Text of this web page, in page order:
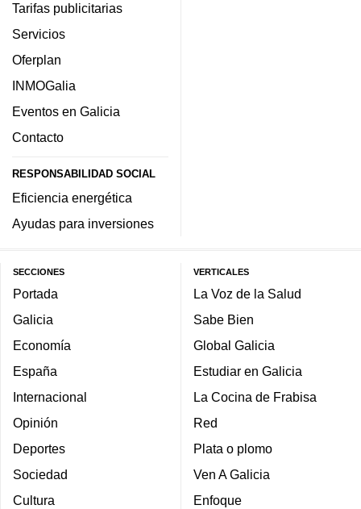
Tarifas publicitarias
Servicios
Oferplan
INMOGalia
Eventos en Galicia
Contacto
RESPONSABILIDAD SOCIAL
Eficiencia energética
Ayudas para inversiones
SECCIONES
Portada
Galicia
Economía
España
Internacional
Opinión
Deportes
Sociedad
Cultura
VERTICALES
La Voz de la Salud
Sabe Bien
Global Galicia
Estudiar en Galicia
La Cocina de Frabisa
Red
Plata o plomo
Ven A Galicia
Enfoque